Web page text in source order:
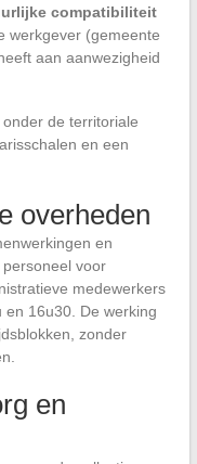
compatibiliteit
werkgever (gemeente
aan aanwezigheid
de territoriale
en een
overheden
en
voor
medewerkers
16u30. De werking
zonder
en